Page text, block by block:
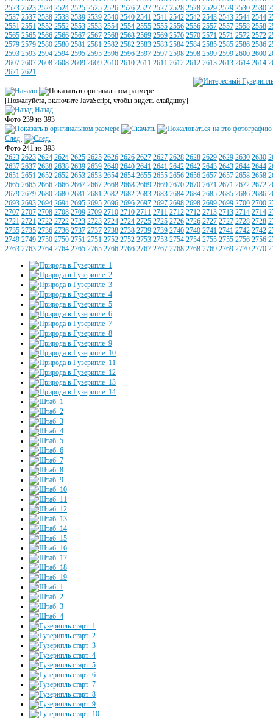
2523 2523 2524 2524 2525 2525 2526 2526 2527 2527 2528 2528 2529 2529 2530 2530
2537 2537 2538 2538 2539 2539 2540 2540 2541 2541 2542 2542 2543 2543 2544 2544
2551 2551 2552 2552 2553 2553 2554 2554 2555 2555 2556 2556 2557 2557 2558 2558
2565 2565 2566 2566 2567 2567 2568 2568 2569 2569 2570 2570 2571 2571 2572 2572
2579 2579 2580 2580 2581 2581 2582 2582 2583 2583 2584 2584 2585 2585 2586 2586
2593 2593 2594 2594 2595 2595 2596 2596 2597 2597 2598 2598 2599 2599 2600 2600
2607 2607 2608 2608 2609 2609 2610 2610 2611 2611 2612 2612 2613 2613 2614 2614
2621 2621
[Пожалуйста, включите JavaScript, чтобы видеть слайдшоу]
Назад
Фото 239 из 393
След.
Фото 241 из 393
2623 2623 2624 2624 2625 2625 2626 2626 2627 2627 2628 2628 2629 2629 2630 2630
2637 2637 2638 2638 2639 2639 2640 2640 2641 2641 2642 2642 2643 2643 2644 2644
2651 2651 2652 2652 2653 2653 2654 2654 2655 2655 2656 2656 2657 2657 2658 2658
2665 2665 2666 2666 2667 2667 2668 2668 2669 2669 2670 2670 2671 2671 2672 2672
2679 2679 2680 2680 2681 2681 2682 2682 2683 2683 2684 2684 2685 2685 2686 2686
2693 2693 2694 2694 2695 2695 2696 2696 2697 2697 2698 2698 2699 2699 2700 2700
2707 2707 2708 2708 2709 2709 2710 2710 2711 2711 2712 2712 2713 2713 2714 2714
2721 2721 2722 2722 2723 2723 2724 2724 2725 2725 2726 2726 2727 2727 2728 2728
2735 2735 2736 2736 2737 2737 2738 2738 2739 2739 2740 2740 2741 2741 2742 2742
2749 2749 2750 2750 2751 2751 2752 2752 2753 2753 2754 2754 2755 2755 2756 2756
2763 2763 2764 2764 2765 2765 2766 2766 2767 2767 2768 2768 2769 2769 2770 2770